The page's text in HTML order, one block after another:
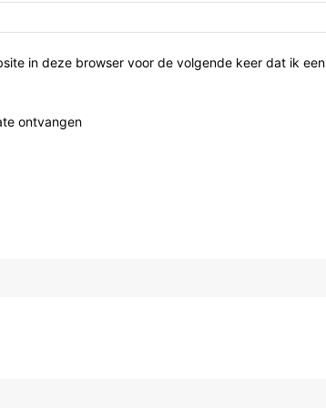
in deze browser voor de volgende keer dat ik een
ontvangen